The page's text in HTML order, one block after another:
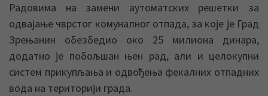
Радовима на замени аутоматских решетки за
одвајање чврстог комуналног отпада, за које је Град
Зрењанин обезбедио око 25 милиона динара,
додатно је побољшан њен рад, али и целокупни
систем прикупљања и одвођења фекалних отпадних
вода на територији града.